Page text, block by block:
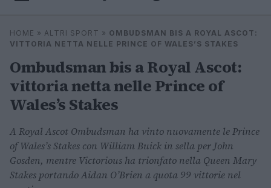
Cerca
⌕ ×
HOME » ALTRI SPORT » OMBUDSMAN BIS A ROYAL ASCOT:
VITTORIA NETTA NELLE PRINCE OF WALES’S STAKES
Ombudsman bis a Royal Ascot:
vittoria netta nelle Prince of
Wales’s Stakes
A Royal Ascot Ombudsman ha vinto nuovamente le Prince
of Wales’s Stakes con William Buick in sella per John
Gosden, mentre Victorious ha trionfato nella Queen Mary
Stakes portando Aidan O’Brien a quota 99 vittorie nel